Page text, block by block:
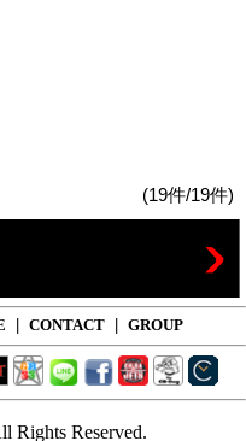
(19件/19件)
CONTACT GROUP
Rights Reserved.